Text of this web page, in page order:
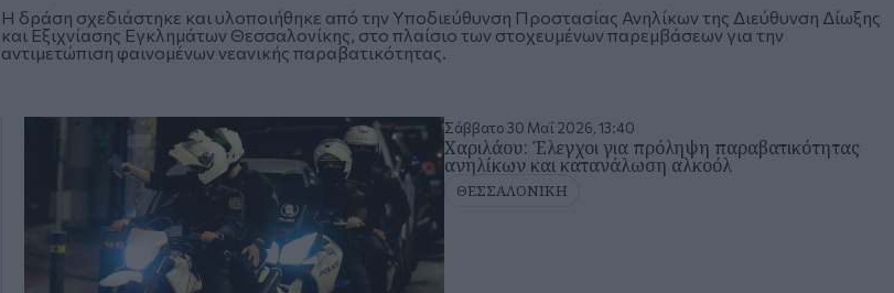
Η δράση σχεδιάστηκε και υλοποιήθηκε από την Υποδιεύθυνση Προστασίας Ανηλίκων της Διεύθυνση Δίωξης
και Εξιχνίασης Εγκλημάτων Θεσσαλονίκης, στο πλαίσιο των στοχευμένων παρεμβάσεων για την
αντιμετώπιση φαινομένων νεανικής παραβατικότητας.
Σάββατο 30 Μαΐ 2026, 13:40
Χαριλάου: Έλεγχοι για πρόληψη παραβατικότητας
ανηλίκων και κατανάλωση αλκοόλ
ΘΕΣΣΑΛΟΝΙΚΗ